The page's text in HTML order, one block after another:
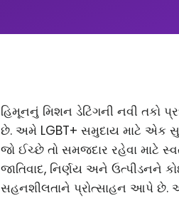
હિમૂનનું મિશન ડેટિંગની નવી તકો
છે. અમે LGBT+ સમુદાય માટે એક
જો ઈચ્છે તો સમજદાર રહેવા માટે
જાતિવાદ, નિર્ણય અને ઉત્પીડનને
સહનશીલતાને પ્રોત્સાહન આપે છે.